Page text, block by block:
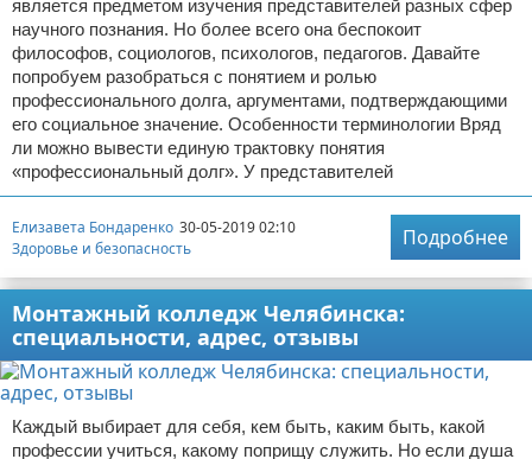
является предметом изучения представителей разных сфер
научного познания. Но более всего она беспокоит
философов, социологов, психологов, педагогов. Давайте
попробуем разобраться с понятием и ролью
профессионального долга, аргументами, подтверждающими
его социальное значение. Особенности терминологии Вряд
ли можно вывести единую трактовку понятия
«профессиональный долг». У представителей
Елизавета Бондаренко 30-05-2019 02:10
Здоровье и безопасность
Подробнее
Монтажный колледж Челябинска:
специальности, адрес, отзывы
Каждый выбирает для себя, кем быть, каким быть, какой
профессии учиться, какому поприщу служить. Но если душа